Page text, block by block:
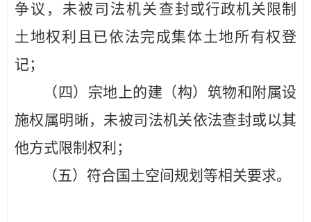
争议，未被司法机关查封或行政机关限制
土地权利且已依法完成集体土地所有权登
记；
（四） 宗地上的建（构）筑物和附属设
施权属明晰，未被司 法机关依法查封或以其
他方式限制权利；
（五）符合国土空间规划 等相关要求。